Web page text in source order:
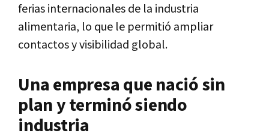
ferias internacionales de la industria
alimentaria, lo que le permitió ampliar
contactos y visibilidad global.
Una empresa que nació sin
plan y terminó siendo
industria